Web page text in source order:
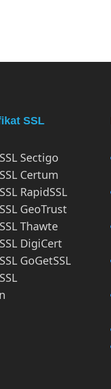
SSL
Sectigo
Certum
RapidSSL
GeoTrust
Thawte
DigiCert
GoGetSSL